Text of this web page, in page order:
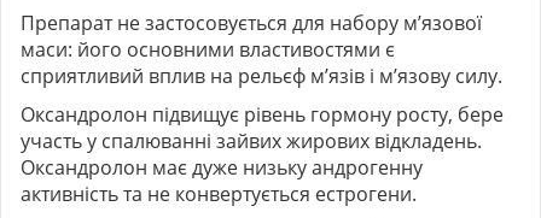
Препарат не застосовується для набору м’язової
маси: його основними властивостями є
сприятливий вплив на рельєф м’язів і м’язову силу.
Оксандролон підвищує рівень гормону росту, бере
участь у спалюванні зайвих жирових відкладень.
Оксандролон має дуже низьку андрогенну
активність та не конвертується естрогени.